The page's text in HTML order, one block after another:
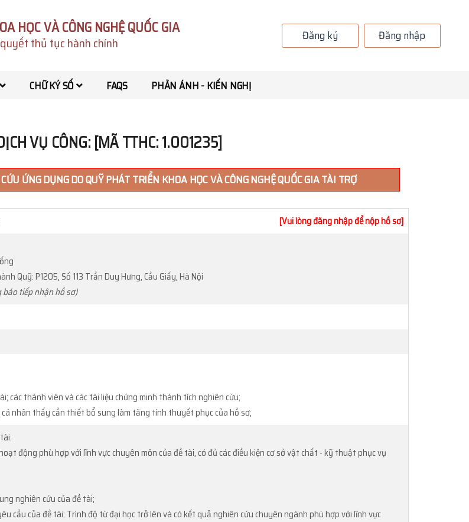
HỌC VÀ CÔNG NGHỆ QUỐC GIA
thủ tục hành chính Đăng ký Đăng nhập
CHỮ KÝ SỐ FAQS PHẢN ÁNH - KIẾN NGHỊ
VỤ CÔNG: [MÃ TTHC: 1.001235]
ỨNG DỤNG DO QUỸ PHÁT TRIỂN KHOA HỌC VÀ CÔNG NGHỆ QUỐC GIA TÀI TRỢ
[Vui lòng đăng nhập để nộp hồ sơ]
Quỹ: P1205, Số 113 Trần Duy Hưng, Cầu Giấy, Hà Nội
tiếp nhận hồ sơ)
các thành viên và các tài liệu chứng minh thành tích nghiên cứu;
nhân thấy cần thiết bổ sung làm tăng tính thuyết phục của hồ sơ;
động phù hợp với lĩnh vực chuyên môn của đề tài, có đủ các điều kiện cơ sở vật chất - kỹ thuật phục vụ
nghiên cứu của đề tài;
cầu của đề tài: Trình độ từ đại học trở lên và có kết quả nghiên cứu chuyên ngành phù hợp với lĩnh vực